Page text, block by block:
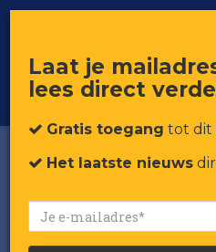
Voor professionals in retail & brands
Laat je
lees direct
Gratis toegang tot dit
Het laatste nieuws